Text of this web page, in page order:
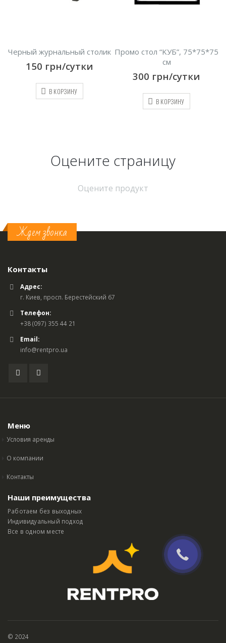
Промо стол “KУБ”, 75*75*75
В КОРЗИНУ
Информационная
click рамка A4
200грн/сутки
В КОРЗИНУ
Оцените страницу
Оцените продукт
Ждем звонка
Контакты
Адрес:
г. Киев, просп. Берестейский 67
Телефон:
+38 (097) 355 44 21
Email:
info@rentpro.ua
Меню
Условия аренды
О компании
Контакты
Наши преимущества
Работаем без выходных
Индивидуальный подход
Все в одном месте
© 2024